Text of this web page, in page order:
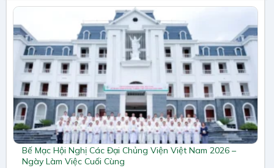
Bế Mạc Hội Nghị Các Đại Chủng Viện Việt Nam 2026 –
Ngày Làm Việc Cuối Cùng